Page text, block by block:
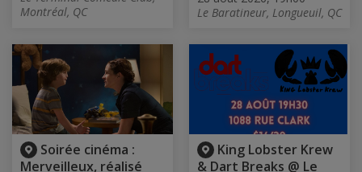
Montréal, QC
Le Baratineur, Longueuil, QC
Soirée cinéma :
Merveilleux, réalisé
King Lobster Krew
& Dart Breaks @ Le